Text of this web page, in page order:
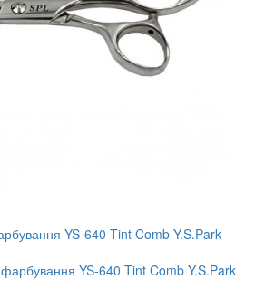
YS-640 Tint Comb Y.S.Park